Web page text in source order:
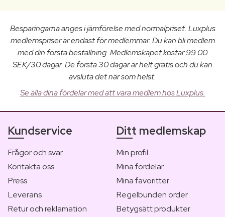
Besparingarna anges i jämförelse med normalpriset. Luxplus
medlemspriser är endast för medlemmar. Du kan bli medlem
med din första beställning. Medlemskapet kostar 99.00
SEK/30 dagar. De första 30 dagar är helt gratis och du kan
avsluta det när som helst.
Se alla dina fördelar med att vara medlem hos Luxplus.
Kundservice
Frågor och svar
Kontakta oss
Press
Leverans
Retur och reklamation
Ditt medlemskap
Min profil
Mina fördelar
Mina favoritter
Regelbunden order
Betygsätt produkter